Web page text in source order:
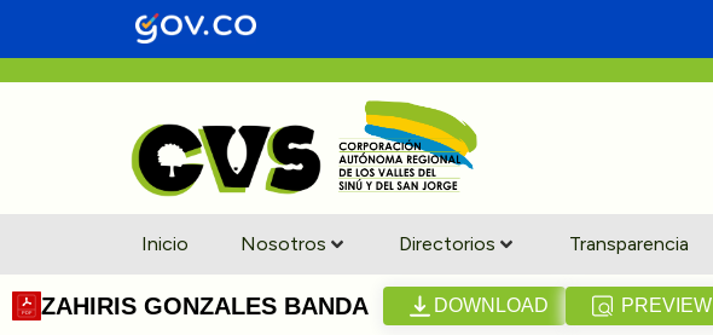
Inicio Nosotros Directorios Transparencia
ZAHIRIS GONZALES BANDA DOWNLOAD PREVIEW